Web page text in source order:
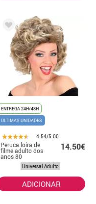
ENTREGA 24H/48H
ÚLTIMAS UNIDADES
4.54/5.00
Peruca loira de
filme adulto dos
anos 80
14.50€
Universal Adulto
ADICIONAR